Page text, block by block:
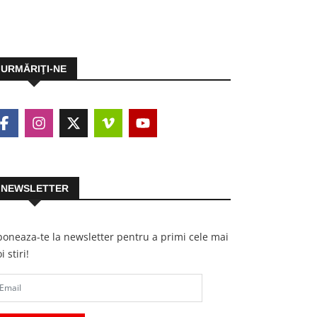
URMĂRIŢI-NE
NEWSLETTER
te la newsletter pentru a primi cele mai
stiri!